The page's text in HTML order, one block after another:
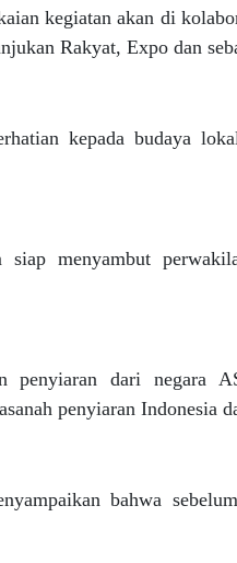
kegiatan akan di
Rakyat, Expo dan
kepada budaya
menyambut
penyiaran dari negara
penyiaran Indonesia
bahwa